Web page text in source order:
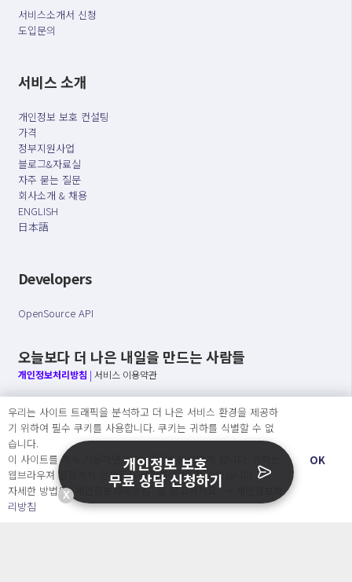
서비스소개서 신청
도입문의
서비스 소개
개인정보 보호 컨설팅
가격
정부지원사업
블로그&자료실
자주 묻는 질문
회사소개 & 채용
ENGLISH
日本語
Developers
OpenSource API
오늘보다 더 나은 내일을 만드는 사람들
개인정보처리방침 | 서비스 이용약관
○ 개인정보보호 컴플라이언스를 선도하겠습니다.
○ 정보주체의 권리를 보장하겠습니다.
○ 기업의 개인정보보호를 위한 효율적 관리를 보장하겠습니다.
Copyright Ⓒ
2026 O.NE PEOPLE Co., Ltd. All rights reserved.
우리는 사이트 트래픽을 분석하고 더 나은 서비스 환경을 제공하
기 위하여 필수 쿠키를 사용합니다. 쿠키는 귀하를 식별할 수 없
습니다.
이 사이트를 계속 사용하면 쿠키 사용에 동의하게 됩니다. 귀하는
웹브라우져 설정에서 언제든지 쿠키를 삭제 할 수있습니다.
자세한 방법은 “개인정보처리방침” 을 참고하세요. →
리방침
OK
X
개인정보 보호
무료 상담 신청하기